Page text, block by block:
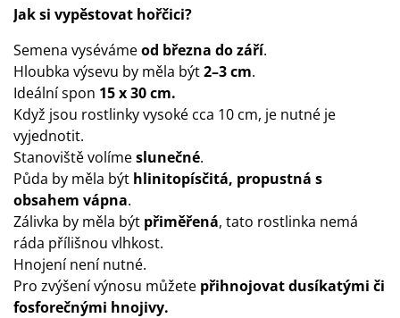
Jak si vypěstovat hořčici?
Semena vysévámeod března do září.
Hloubka výsevu by měla být2–3 cm.
Ideální spon 15 x 30 cm.
Když jsou rostlinky vysoké cca 10 cm, je nutné je
vyjednotit.
Stanoviště volímeslunečné.
Půda by měla být hlinitopísčitá, propustná s
obsahem vápna.
Zálivka by měla být přiměřená, tato rostlinka nemá
ráda přílišnou vlhkost.
Hnojení není nutné.
Pro zvýšení výnosu můžete přihnojovat dusíkatými či
fosforečnými hnojivy.